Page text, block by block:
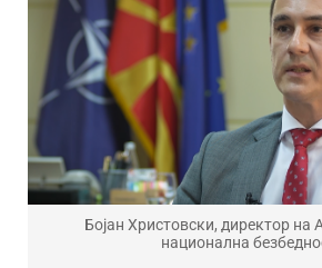
Бојан Христовски, директор на
национална